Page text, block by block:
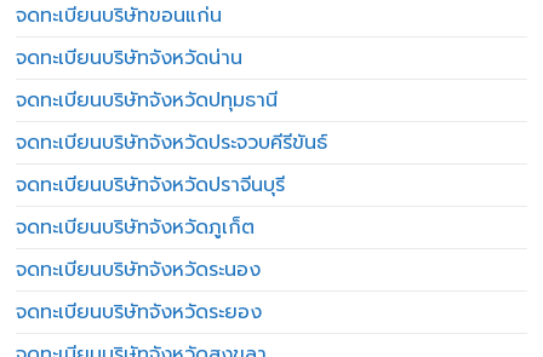
จดทะเบียนบริษัทขอนแก่น
จดทะเบียนบริษัทจังหวัดน่าน
จดทะเบียนบริษัทจังหวัดปทุมธานี
จดทะเบียนบริษัทจังหวัดประจวบคีรีขันธ์
จดทะเบียนบริษัทจังหวัดปราจีนบุรี
จดทะเบียนบริษัทจังหวัดภูเก็ต
จดทะเบียนบริษัทจังหวัดระนอง
จดทะเบียนบริษัทจังหวัดระยอง